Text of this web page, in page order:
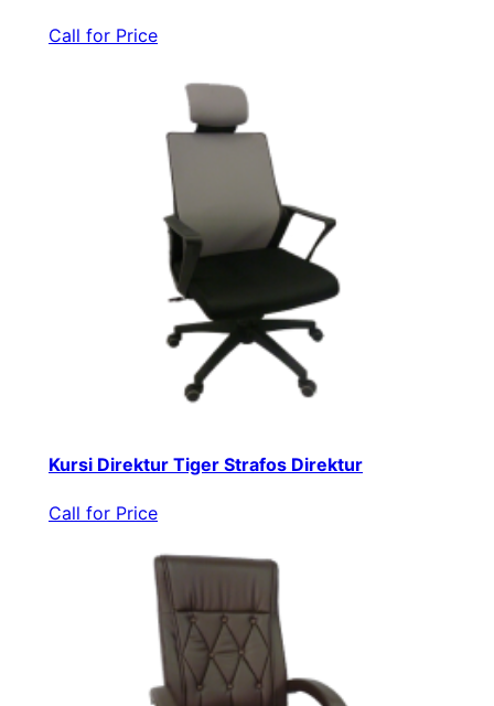
Call for Price
Kursi Direktur Tiger Strafos Direktur
Call for Price